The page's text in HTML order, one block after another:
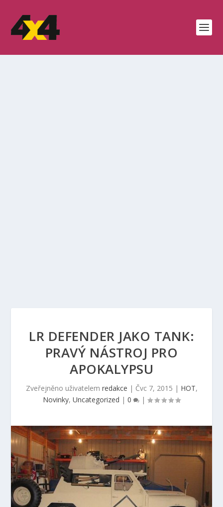
LR DEFENDER JAKO TANK:
PRAVÝ NÁSTROJ PRO
APOKALYPSU
Zveřejněno uživatelem redakce | Čvc 7, 2015 | HOT,
Novinky, Uncategorized | 0 |